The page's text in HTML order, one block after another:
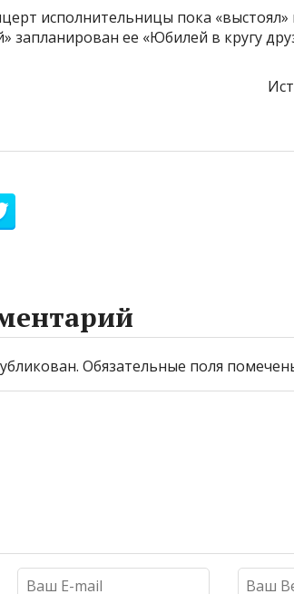
исполнительницы пока «выстоял»
запланирован ее «Юбилей в кругу
Обязательные поля